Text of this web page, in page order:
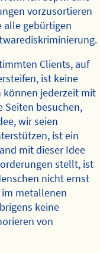
vorzusortieren
alle gebürtigen
Clients, auf
ist keine
können jederzeit mit
Seiten besuchen,
wir seien
ist ein
mit dieser Idee
stellt, ist
nicht ernst
metallenen
keine
von